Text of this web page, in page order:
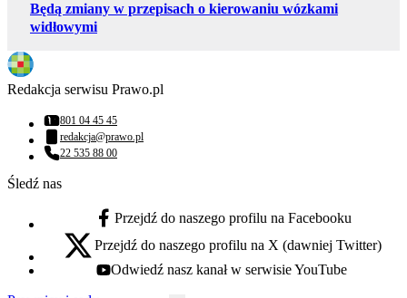
Będą zmiany w przepisach o kierowaniu wózkami
widłowymi
Redakcja serwisu Prawo.pl
Numer telefonu:
801 04 45 45
Adres email:
redakcja@prawo.pl
Numer telefonu:
22 535 88 00
Śledź nas
facebook - otwiera się w nowej karcie
Przejdź do naszego profilu na Facebooku
x - otwiera się w nowej karcie
Przejdź do naszego profilu na X (dawniej Twitter)
youtube - otwiera się w nowej karcie
Odwiedź nasz kanał w serwisie YouTube